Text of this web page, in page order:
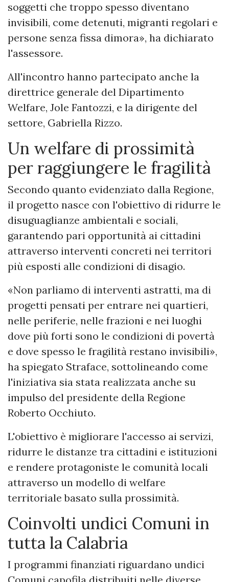
soggetti che troppo spesso diventano
invisibili, come detenuti, migranti regolari e
persone senza fissa dimora», ha dichiarato
l'assessore.
All'incontro hanno partecipato anche la
direttrice generale del Dipartimento
Welfare, Jole Fantozzi, e la dirigente del
settore, Gabriella Rizzo.
Un welfare di prossimità
per raggiungere le fragilità
Secondo quanto evidenziato dalla Regione,
il progetto nasce con l'obiettivo di ridurre le
disuguaglianze ambientali e sociali,
garantendo pari opportunità ai cittadini
attraverso interventi concreti nei territori
più esposti alle condizioni di disagio.
«Non parliamo di interventi astratti, ma di
progetti pensati per entrare nei quartieri,
nelle periferie, nelle frazioni e nei luoghi
dove più forti sono le condizioni di povertà
e dove spesso le fragilità restano invisibili»,
ha spiegato Straface, sottolineando come
l'iniziativa sia stata realizzata anche su
impulso del presidente della Regione
Roberto Occhiuto.
L'obiettivo è migliorare l'accesso ai servizi,
ridurre le distanze tra cittadini e istituzioni
e rendere protagoniste le comunità locali
attraverso un modello di welfare
territoriale basato sulla prossimità.
Coinvolti undici Comuni in
tutta la Calabria
I programmi finanziati riguardano undici